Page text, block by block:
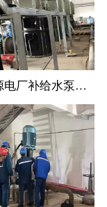
深能河源电厂补给水泵立式长轴泵机组